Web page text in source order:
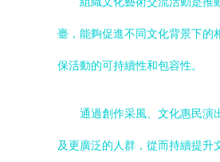
臺，能夠促進不同文化背景下的
保活動的可持續性和包容性。
通過創作采風、文化惠民演
及更廣泛的人群，從而持續提升